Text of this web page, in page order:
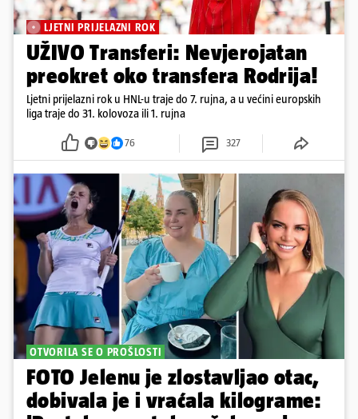
LJETNI PRIJELAZNI ROK
UŽIVO Transferi: Nevjerojatan
preokret oko transfera Rodrija!
Ljetni prijelazni rok u HNL-u traje do 7. rujna, a u većini europskih
liga traje do 31. kolovoza ili 1. rujna
76 327
OTVORILA SE O PROŠLOSTI
FOTO Jelenu je zlostavljao otac,
dobivala je i vraćala kilograme: